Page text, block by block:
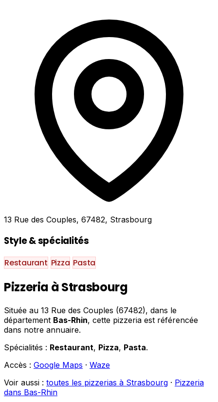
13 Rue des Couples, 67482, Strasbourg
Style & spécialités
Restaurant Pizza Pasta
Pizzeria à Strasbourg
Située au 13 Rue des Couples (67482), dans le
département Bas-Rhin, cette pizzeria est référencée
dans notre annuaire.
Spécialités : Restaurant, Pizza, Pasta.
Accès : Google Maps · Waze
Voir aussi : toutes les pizzerias à Strasbourg · Pizzeria
dans Bas-Rhin